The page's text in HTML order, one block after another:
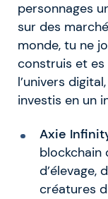
personnages
sur des
monde, tu ne
construis et es
l’univers
investis en un
Axie
blockchain
d’élevage,
créatures